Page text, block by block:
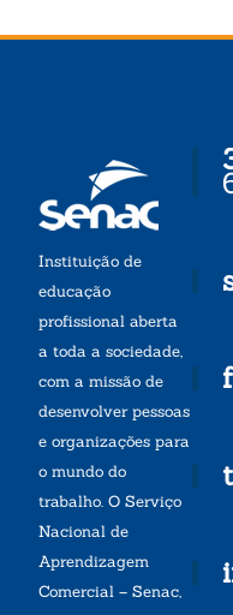
Instituição de
educação
profissional aberta
a toda a sociedade,
com a missão de
desenvolver pessoas
e organizações para
o mundo do
trabalho. O Serviço
Nacional de
Aprendizagem
Comercial – Senac,